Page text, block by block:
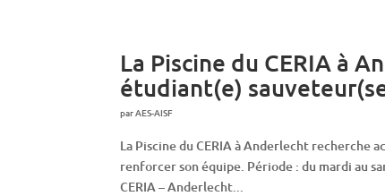
La Piscine du CERIA à
étudiant(e)
parAES-AISF
La Piscine du CERIA à Anderlecht recherche
renforcer son équipe. Période : du mardi au
CERIA – Anderlecht...